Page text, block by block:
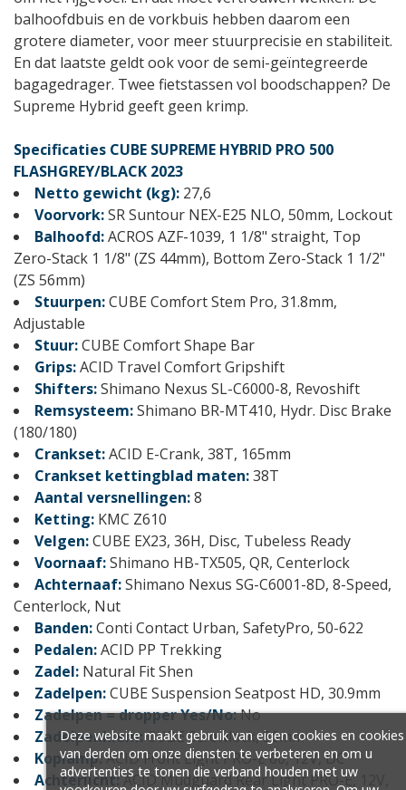
balhoofdbuis en de vorkbuis hebben daarom een
grotere diameter, voor meer stuurprecisie en stabiliteit.
En dat laatste geldt ook voor de semi-geïntegreerde
bagagedrager. Twee fietstassen vol boodschappen? De
Supreme Hybrid geeft geen krimp.
Specificaties CUBE SUPREME HYBRID PRO 500
FLASHGREY/BLACK 2023
Netto gewicht (kg): 27,6
Voorvork:SR Suntour NEX-E25 NLO, 50mm, Lockout
Balhoofd:ACROS AZF-1039, 1 1/8" straight, Top
Zero-Stack 1 1/8" (ZS 44mm), Bottom Zero-Stack 1 1/2"
(ZS 56mm)
Stuurpen:CUBE Comfort Stem Pro, 31.8mm,
Adjustable
Stuur:CUBE Comfort Shape Bar
Grips:ACID Travel Comfort Gripshift
Shifters:Shimano Nexus SL-C6000-8, Revoshift
Remsysteem:Shimano BR-MT410, Hydr. Disc Brake
(180/180)
Crankset:ACID E-Crank, 38T, 165mm
Crankset kettingblad maten:38T
Aantal versnellingen:8
Ketting: KMC Z610
Velgen:CUBE EX23, 36H, Disc, Tubeless Ready
Voornaaf:Shimano HB-TX505, QR, Centerlock
Achternaaf:Shimano Nexus SG-C6001-8D, 8-Speed,
Centerlock, Nut
Banden:Conti Contact Urban, SafetyPro, 50-622
Pedalen:ACID PP Trekking
Zadel: Natural Fit Shen
Zadelpen:CUBE Suspension Seatpost HD, 30.9mm
Zadelpen = dropper Yes/No:No
Zadelpenklem:CUBE Screwlock, 36mm
Koplamp:ACID Front Light PRO-E 60, 12V, DC
Achterlicht:ACID Mudguard Rear Light PRO-E, 12V,
Deze website maakt gebruik van eigen cookies en cookies
van derden om onze diensten te verbeteren en om u
advertenties te tonen die verband houden met uw